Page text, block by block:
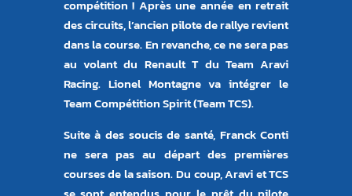
compétition ! Après une année en retrait
des circuits, l’ancien pilote de rallye revient
dans la course. En revanche, ce ne sera pas
au volant du Renault T du Team Aravi
Racing. Lionel Montagne va intégrer le
Team Compétition Spirit (Team TCS).
Suite à des soucis de santé, Franck Conti
ne sera pas au départ des premières
courses de la saison. Du coup, Aravi et TCS